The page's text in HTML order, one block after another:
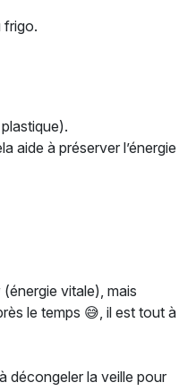
frigo.
aide à préserver l’énergie
(énergie vitale), mais
le temps 😅, il est tout à
décongeler la veille pour